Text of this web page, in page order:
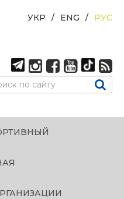
РУС
ENG
УКР